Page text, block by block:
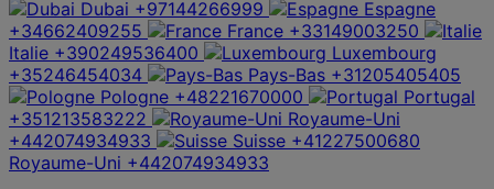
Dubai +97144266999
Espagne
+34662409255
France +33149003250
Italie +390249536400
Luxembourg
+35246454034
Pays-Bas +31205405405
Pologne +48221670000
Portugal
+351213583222
Royaume-Uni
+442074934933
Suisse +41227500680
Royaume-Uni +442074934933